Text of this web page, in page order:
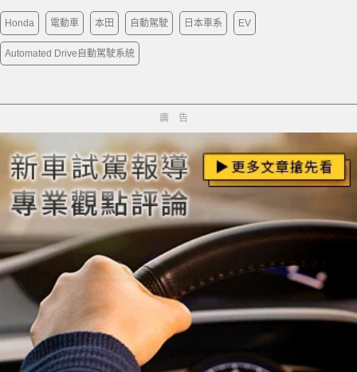
Honda 電動車 本田 自動駕駛 日本車系 EV
Automated Drive自動駕駛系統
廣告